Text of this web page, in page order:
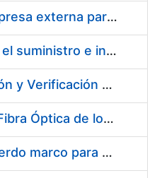
Servicios de una empresa externa para el asesoramiento y resolución de los recursos de alzada que se presentan relacionados con procesos de selección para la FNMT-RCM
Acuerdo marco para el suministro e instalación de persianas, estores y otros complementos
Servicio de Calibración y Verificación Externa de los Equipos de Medición del Servicio de Prevención de la FNMT-RCM
Conexión mediante Fibra Óptica de los Centros de Proceso de Datos (CPDs) de las sedes de la FNMT-RCM de Burgos y Madrid
Contratación de acuerdo marco para el Suministro de Material de Electricidad para la Fábrica Nacional de Moneda y Timbre-Real Casa de la Moneda en su centro de trabajo de Burgos